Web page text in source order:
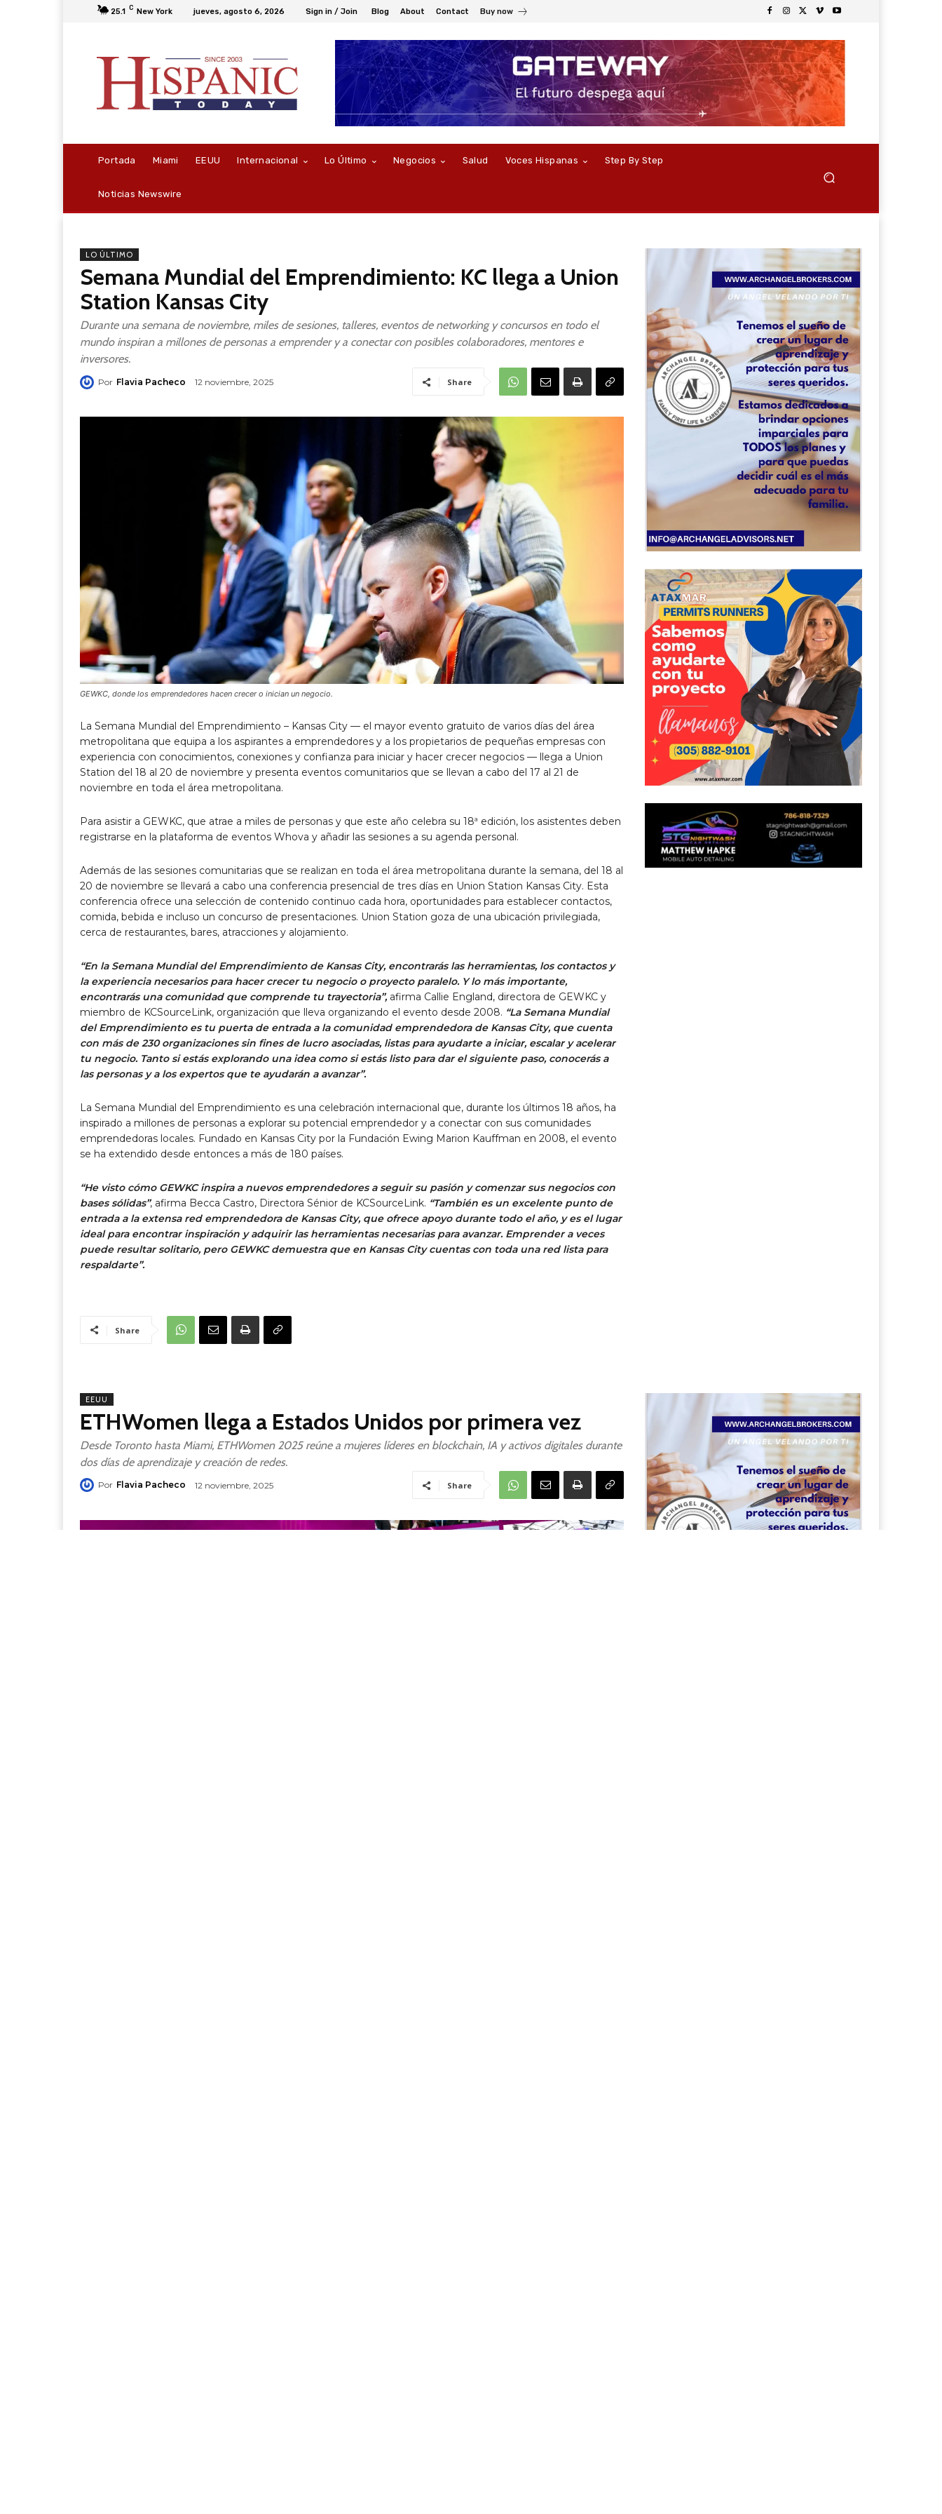
25.1 C New York jueves, agosto 6, 2026 Sign in / Join Blog About Contact Buy now
Portada Miami EEUU Internacional Lo Último Negocios Salud Voces Hispanas Step By Step
Noticias Newswire
LO ÚLTIMO
Semana Mundial del Emprendimiento: KC llega a Union
Station Kansas City
Durante una semana de noviembre, miles de sesiones, talleres, eventos de networking y concursos en todo el
mundo inspiran a millones de personas a emprender y a conectar con posibles colaboradores, mentores e
inversores.
Por Flavia Pacheco 12 noviembre, 2025 Share
GEWKC, donde los emprendedores hacen crecer o inician un negocio.
La Semana Mundial del Emprendimiento – Kansas City — el mayor evento gratuito de varios días del área
metropolitana que equipa a los aspirantes a emprendedores y a los propietarios de pequeñas empresas con
experiencia con conocimientos, conexiones y confianza para iniciar y hacer crecer negocios — llega a Union
Station del 18 al 20 de noviembre y presenta eventos comunitarios que se llevan a cabo del 17 al 21 de
noviembre en toda el área metropolitana.
Para asistir a GEWKC, que atrae a miles de personas y que este año celebra su 18ª edición, los asistentes deben
registrarse en la plataforma de eventos Whova y añadir las sesiones a su agenda personal.
Además de las sesiones comunitarias que se realizan en toda el área metropolitana durante la semana, del 18 al
20 de noviembre se llevará a cabo una conferencia presencial de tres días en Union Station Kansas City. Esta
conferencia ofrece una selección de contenido continuo cada hora, oportunidades para establecer contactos,
comida, bebida e incluso un concurso de presentaciones. Union Station goza de una ubicación privilegiada,
cerca de restaurantes, bares, atracciones y alojamiento.
“En la Semana Mundial del Emprendimiento de Kansas City, encontrarás las herramientas, los contactos y
la experiencia necesarios para hacer crecer tu negocio o proyecto paralelo. Y lo más importante,
encontrarás una comunidad que comprende tu trayectoria”,afirma Callie England, directora de GEWKC y
miembro de KCSourceLink, organización que lleva organizando el evento desde 2008. “La Semana Mundial
del Emprendimiento es tu puerta de entrada a la comunidad emprendedora de Kansas City, que cuenta
con más de 230 organizaciones sin fines de lucro asociadas, listas para ayudarte a iniciar, escalar y acelerar
tu negocio. Tanto si estás explorando una idea como si estás listo para dar el siguiente paso, conocerás a
las personas y a los expertos que te ayudarán a avanzar”.
La Semana Mundial del Emprendimiento es una celebración internacional que, durante los últimos 18 años, ha
inspirado a millones de personas a explorar su potencial emprendedor y a conectar con sus comunidades
emprendedoras locales. Fundado en Kansas City por la Fundación Ewing Marion Kauffman en 2008, el evento
se ha extendido desde entonces a más de 180 países.
“He visto cómo GEWKC inspira a nuevos emprendedores a seguir su pasión y comenzar sus negocios con
bases sólidas”, afirma Becca Castro, Directora Sénior de KCSourceLink. “También es un excelente punto de
entrada a la extensa red emprendedora de Kansas City, que ofrece apoyo durante todo el año, y es el lugar
ideal para encontrar inspiración y adquirir las herramientas necesarias para avanzar. Emprender a veces
puede resultar solitario, pero GEWKC demuestra que en Kansas City cuentas con toda una red lista para
respaldarte”.
Share